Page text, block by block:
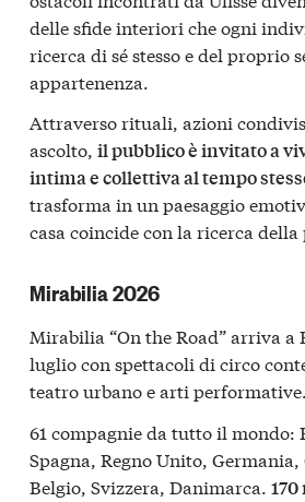
delle sfide interiori che ogni
ricerca di sé stesso e del proprio
appartenenza.
Attraverso rituali, azioni
ascolto, il pubblico è invitato a
intima e collettiva al tempo
trasforma in un paesaggio
casa coincide con la ricerca
Mirabilia 2026
Mirabilia “On the Road” arriva a
luglio con spettacoli di circo
teatro urbano e arti performative.
61 compagnie da tutto il mondo:
Spagna, Regno Unito,
Belgio, Svizzera, Danimarca.